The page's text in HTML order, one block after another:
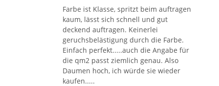
Farbe ist Klasse, spritzt beim auftragen
kaum, lässt sich schnell und gut
deckend auftragen. Keinerlei
geruchsbelästigung durch die Farbe.
Einfach perfekt.....auch die Angabe für
die qm2 passt ziemlich genau. Also
Daumen hoch, ich würde sie wieder
kaufen.....